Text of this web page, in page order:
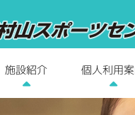
施設紹介 個人利用